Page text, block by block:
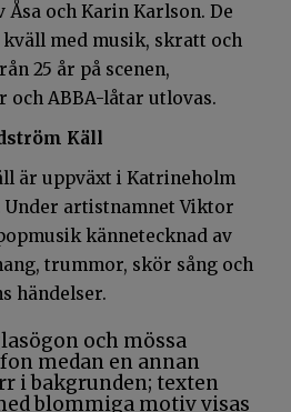
Åsa och Karin Karlson. De
med musik, skratt och
25 år på scenen,
ABBA-låtar utlovas.
Käll
är uppväxt i Katrineholm
Under artistnamnet Viktor
kännetecknad av
trummor, skör sång och
händelser.